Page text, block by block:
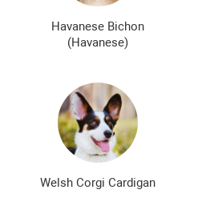
Havanese Bichon
(Havanese)
Welsh Corgi Cardigan